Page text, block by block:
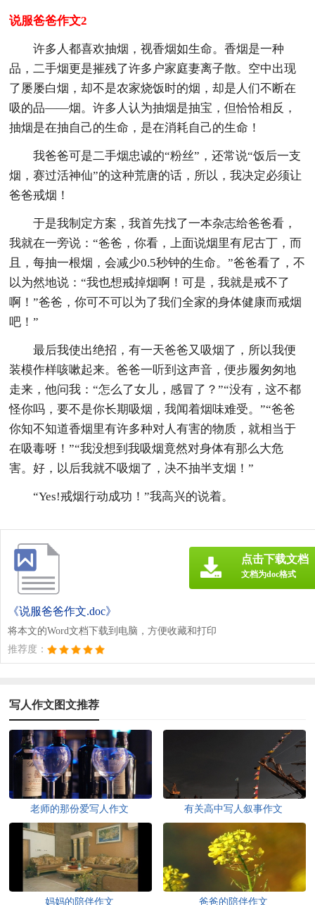
说服爸爸作文2
许多人都喜欢抽烟，视香烟如生命。香烟是一种
品，二手烟更是摧残了许多户家庭妻离子散。空中出现
了屡屡白烟，却不是农家烧饭时的烟，却是人们不断在
吸的品——烟。许多人认为抽烟是抽宝，但恰恰相反，
抽烟是在抽自己的生命，是在消耗自己的生命！
我爸爸可是二手烟忠诚的“粉丝”，还常说“饭后一支
烟，赛过活神仙”的这种荒唐的话，所以，我决定必须让
爸爸戒烟！
于是我制定方案，我首先找了一本杂志给爸爸看，
我就在一旁说：“爸爸，你看，上面说烟里有尼古丁，而
且，每抽一根烟，会减少0.5秒钟的生命。”爸爸看了，不
以为然地说：“我也想戒掉烟啊！可是，我就是戒不了
啊！”爸爸，你可不可以为了我们全家的身体健康而戒烟
吧！”
最后我使出绝招，有一天爸爸又吸烟了，所以我便
装模作样咳嗽起来。爸爸一听到这声音，便步履匆匆地
走来，他问我：“怎么了女儿，感冒了？”“没有，这不都
怪你吗，要不是你长期吸烟，我闻着烟味难受。”“爸爸
你知不知道香烟里有许多种对人有害的物质，就相当于
在吸毒呀！”“我没想到我吸烟竟然对身体有那么大危
害。好，以后我就不吸烟了，决不抽半支烟！”
“Yes!戒烟行动成功！”我高兴的说着。
《说服爸爸作文.doc》
将本文的Word文档下载到电脑，方便收藏和打印
推荐度：
点击下载文档
文档为doc格式
写人作文图文推荐
老师的那份爱写人作文 有关高中写人叙事作文
妈妈的陪伴作文 爸爸的陪伴作文